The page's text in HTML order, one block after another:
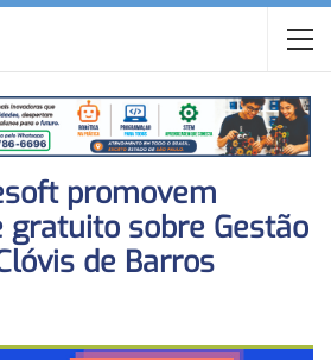
promovem
sobre Gestão
de Barros